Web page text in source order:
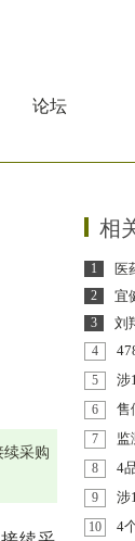
论坛
采购
相
1 医
2 宜
3
刘
4
5
涉
6
售
7
监
8
4
9 涉
10 4